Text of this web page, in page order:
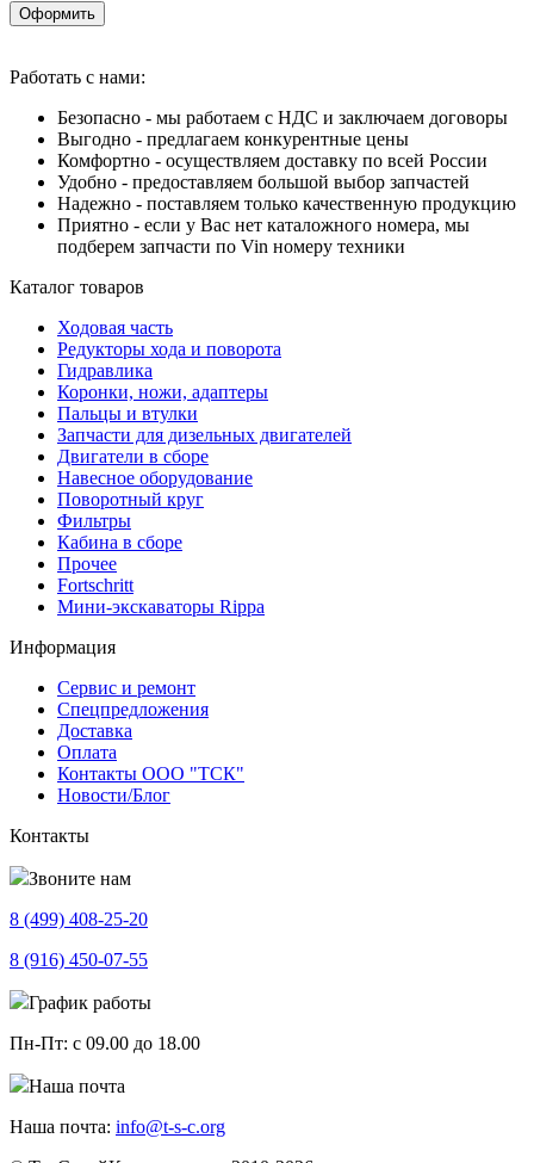
Оформить
Работать с нами:
Безопасно - мы работаем с НДС и заключаем договоры
Выгодно - предлагаем конкурентные цены
Комфортно - осуществляем доставку по всей России
Удобно - предоставляем большой выбор запчастей
Надежно - поставляем только качественную продукцию
Приятно - если у Вас нет каталожного номера, мы
подберем запчасти по Vin номеру техники
Каталог товаров
Ходовая часть
Редукторы хода и поворота
Гидравлика
Коронки, ножи, адаптеры
Пальцы и втулки
Запчасти для дизельных двигателей
Двигатели в сборе
Навесное оборудование
Поворотный круг
Фильтры
Кабина в сборе
Прочее
Fortschritt
Мини-экскаваторы Rippa
Информация
Сервис и ремонт
Спецпредложения
Доставка
Оплата
Контакты ООО "ТСК"
Новости/Блог
Контакты
Звоните нам
8 (499) 408-25-20
8 (916) 450-07-55
График работы
Пн-Пт: с 09.00 до 18.00
Наша почта
Наша почта: info@t-s-c.org